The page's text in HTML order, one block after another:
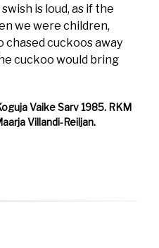
is loud, as if the
we were children,
chased cuckoos away
cuckoo would bring
Vaike Sarv 1985. RKM
Villandi-Reiljan.